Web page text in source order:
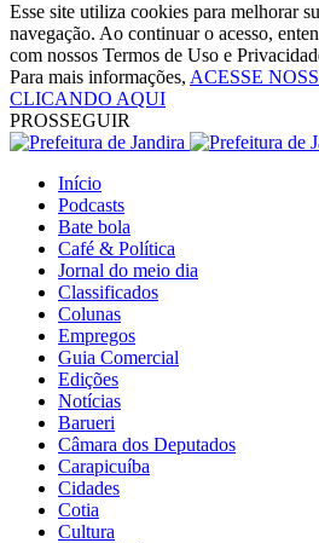
Esse site utiliza cookies para melhorar
navegação. Ao continuar o acesso,
com nossos Termos de Uso e
Para mais informações, ACESSE
CLICANDO AQUI
PROSSEGUIR
Início
Podcasts
Bate bola
Café & Política
Jornal do meio dia
Classificados
Colunas
Empregos
Guia Comercial
Edições
Notícias
Barueri
Câmara dos Deputados
Carapicuíba
Cidades
Cotia
Cultura